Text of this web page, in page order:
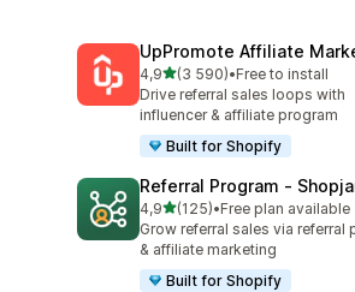
UpPromote Affiliate
4,9av 5 stjerner
(3 590)
Totalt 3590 omtaler
•Free to install
Drive referral sales loops with
influencer & affiliate program
Built for Shopify
Referral Program ‑
4,9av 5 stjerner
(125)
Totalt 125 omtaler
•Free plan available
Grow referral sales via referral
& affiliate marketing
Built for Shopify